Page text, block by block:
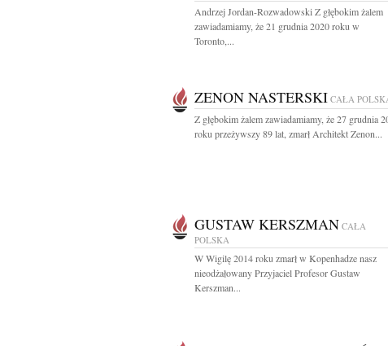
Andrzej Jordan-Rozwadowski Z głębokim żalem
zawiadamiamy, że 21 grudnia 2020 roku w
Toronto,...
ZENON NASTERSKI CAŁA
Z głębokim żalem zawiadamiamy, że 27 grudnia
roku przeżywszy 89 lat, zmarł Architekt Zenon...
GUSTAW KERSZMAN CAŁA
POLSKA
W Wigilę 2014 roku zmarł w Kopenhadze nasz
nieodżałowany Przyjaciel Profesor Gustaw
Kerszman...